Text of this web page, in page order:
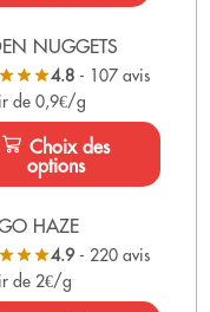
NUGGETS
4.8 - 107 avis
de 0,9€/g
Choix des
options
HAZE
4.9- 220 avis
de 2€/g